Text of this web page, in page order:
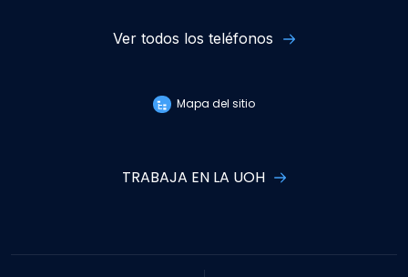
Ver todos los teléfonos
Mapa del sitio
TRABAJA EN LA UOH